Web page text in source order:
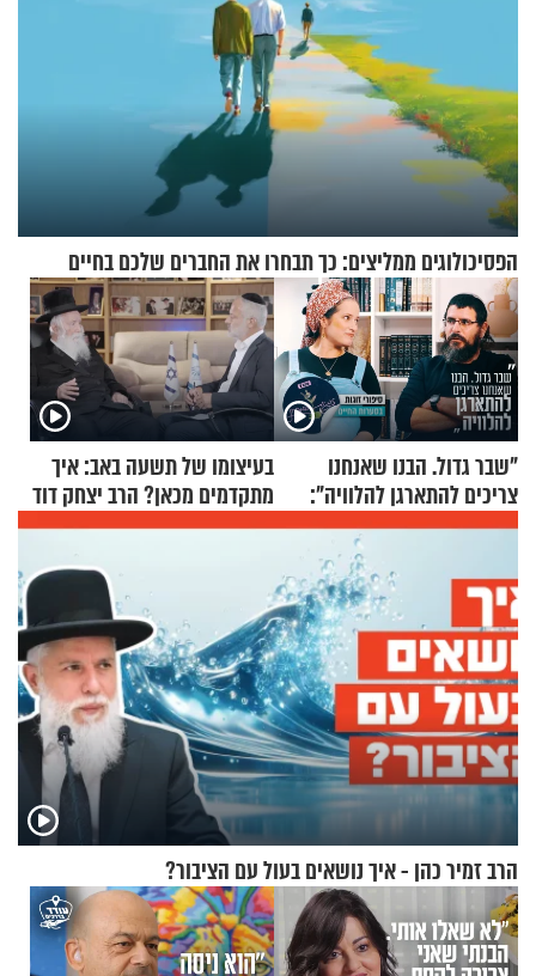
הפסיכולוגים ממליצים: כך תבחרו את החברים שלכם בחיים
"שבר גדול. הבנו שאנחנו
צריכים להתארגן להלוויה":
זוגיות במבחן, הפעם עם מרים
בעיצומו של תשעה באב: איך
מתקדמים מכאן? הרב יצחק דוד
גרוסמן בשיחה מיוחדת
הרב זמיר כהן - איך נושאים בעול עם הציבור?